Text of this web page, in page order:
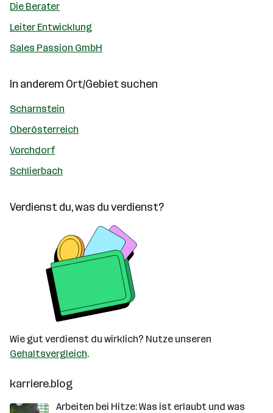
Die Berater
Leiter Entwicklung
Sales Passion GmbH
In anderem Ort/Gebiet suchen
Scharnstein
Oberösterreich
Vorchdorf
Schlierbach
Verdienst du, was du verdienst?
Wie gut verdienst du wirklich? Nutze unseren
Gehaltsvergleich.
karriere.blog
Arbeiten bei Hitze: Was ist erlaubt und was